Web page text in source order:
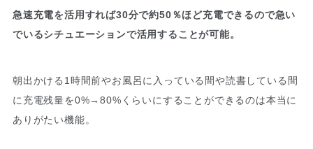
急速充電を活用すれば30分で約50％ほど充電できるので急い
でいるシチュエーションで活用することが可能。
朝出かける1時間前やお風呂に入っている間や読書している間
に充電残量を0%→80%くらいにすることができるのは本当に
ありがたい機能。